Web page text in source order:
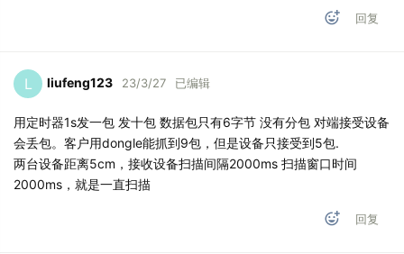
回复
L liufeng123 23/3/27 已编辑
用定时器1s发一包 发十包 数据包只有6字节 没有分包 对端接受设备
会丢包。客户用dongle能抓到9包，但是设备只接受到5包.
两台设备距离5cm，接收设备扫描间隔2000ms 扫描窗口时间
2000ms，就是一直扫描
回复